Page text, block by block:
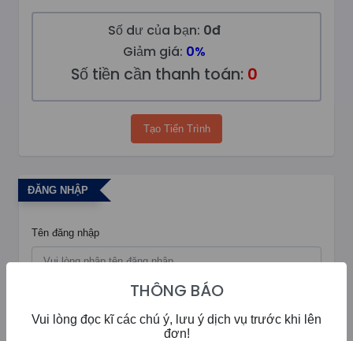
Số dư của bạn: 0đ
Giảm giá: 0%
Số tiền cần thanh toán: 0
Tạo Tiến Trình
ĐĂNG NHẬP
Tên đăng nhập
THÔNG BÁO
Vui lòng đọc kĩ các chú ý, lưu ý dịch vụ trước khi lên
đơn!